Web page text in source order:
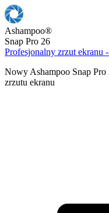
Ashampoo®
Snap Pro 26
Profesjonalny zrzut ekranu
Nowy Ashampoo Snap
zrzutu ekranu